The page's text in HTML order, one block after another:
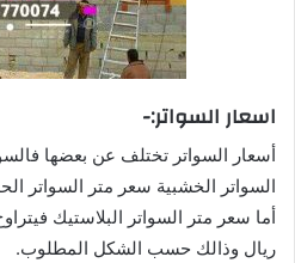
اسعار السواتر:-
أسعار السواتر تختلف عن بعضها
السواتر الخشبية سعر متر السواتر
أما سعر متر السواتر البلاستيك
ريال وذالك حسب الشكل المطلوب.